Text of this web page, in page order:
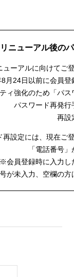
リニューアル後の
ューアルに向けてご
月24日以前に会員登
ィ強化のため「パ
パスワード再発行
再設
設定には、 現在ご
「電話番号
※会員登録時に入力し
が未入力、空欄の方